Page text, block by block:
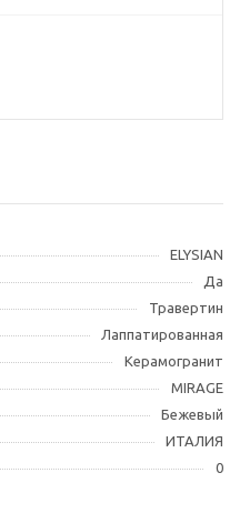
ELYSIAN
Да
Травертин
Лаппатированная
Керамогранит
MIRAGE
Бежевый
ИТАЛИЯ
0